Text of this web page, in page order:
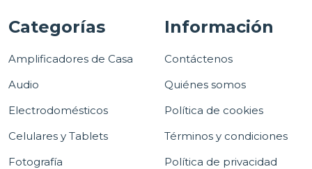
Categorías
Amplificadores de Casa
Audio
Electrodomésticos
Celulares y Tablets
Fotografía
Información
Contáctenos
Quiénes somos
Política de cookies
Términos y condiciones
Política de privacidad